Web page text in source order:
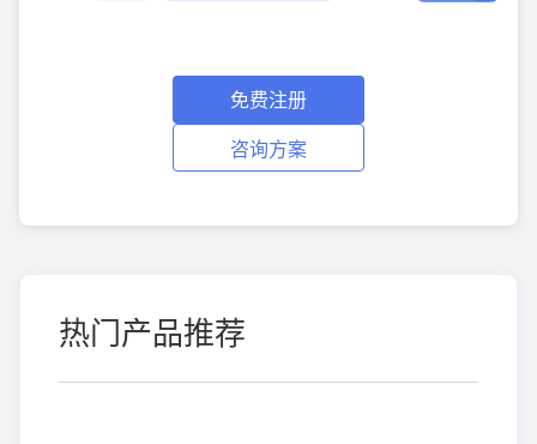
免费注册
咨询方案
热门产品推荐